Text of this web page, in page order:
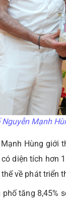
Nguyễn Mạnh
Hùng
diện tích hơn
về phát triển
phố tăng